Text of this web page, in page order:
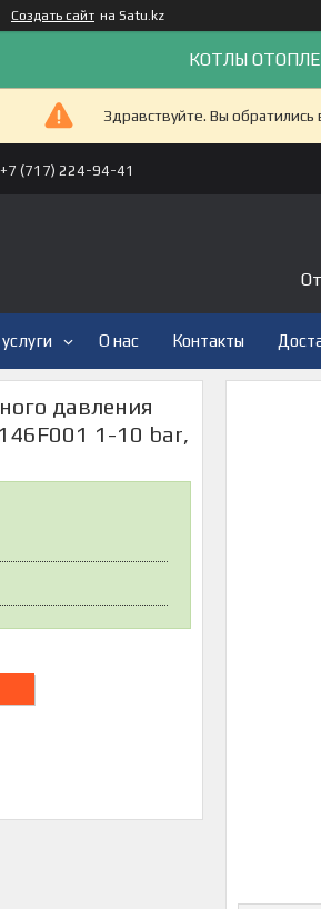
Создать сайт на Satu.kz
КОТЛЫ
Здравствуйте. Вы
+7 (717) 224-94-41
О нас Контакты
давления
1-10 bar,